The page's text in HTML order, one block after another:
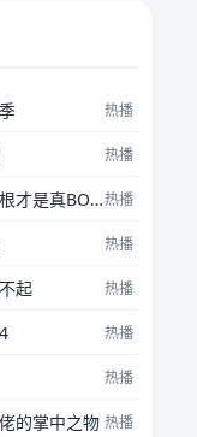
热播
热播
聚宝仙盆之杂灵根才是真BOSS热播
热播
起 热播
热播
热播
的掌中之物 热播